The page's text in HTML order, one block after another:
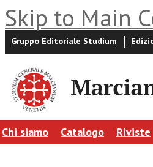
Skip to Main
Gruppo Editoriale Studium
Chi siamo Catalogo Riviste